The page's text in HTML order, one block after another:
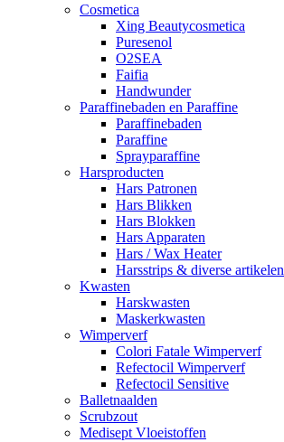
Cosmetica
Xing Beautycosmetica
Puresenol
O2SEA
Faifia
Handwunder
Paraffinebaden en Paraffine
Paraffinebaden
Paraffine
Sprayparaffine
Harsproducten
Hars Patronen
Hars Blikken
Hars Blokken
Hars Apparaten
Hars / Wax Heater
Harsstrips & diverse artikelen
Kwasten
Harskwasten
Maskerkwasten
Wimperverf
Colori Fatale Wimperverf
Refectocil Wimperverf
Refectocil Sensitive
Balletnaalden
Scrubzout
Medisept Vloeistoffen